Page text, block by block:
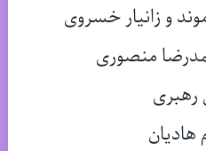
و زانیار خسروی
منصوری
رهبری